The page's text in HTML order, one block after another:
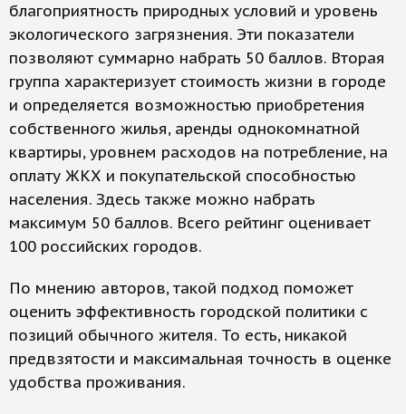
благоприятность природных условий и уровень
экологического загрязнения. Эти показатели
позволяют суммарно набрать 50 баллов. Вторая
группа характеризует стоимость жизни в городе
и определяется возможностью приобретения
собственного жилья, аренды однокомнатной
квартиры, уровнем расходов на потребление, на
оплату ЖКХ и покупательской способностью
населения. Здесь также можно набрать
максимум 50 баллов. Всего рейтинг оценивает
100 российских городов.
По мнению авторов, такой подход поможет
оценить эффективность городской политики с
позиций обычного жителя. То есть, никакой
предвзятости и максимальная точность в оценке
удобства проживания.